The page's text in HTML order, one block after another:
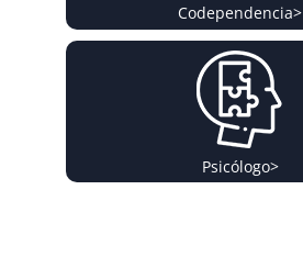
Codependencia>
Psicólogo>